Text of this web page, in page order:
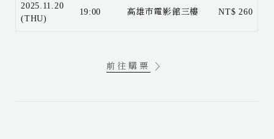
2025.11.20
(THU)
19:00 高雄市電影館三樓 NT$ 260
前往購票